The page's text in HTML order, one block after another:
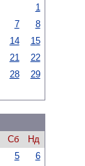
1
7
8
14
15
21
22
28
29
Сб
Нд
5
6